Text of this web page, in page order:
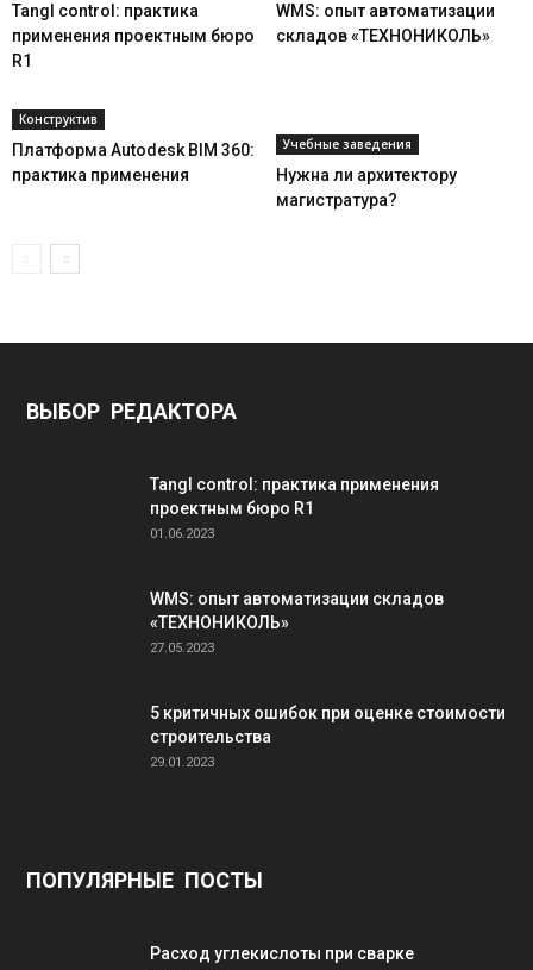
Tangl control: практика
применения проектным бюро
R1
WMS: опыт автоматизации
складов «ТЕХНОНИКОЛЬ»
Конструктив
Платформа Autodesk BIM 360:
практика применения
Учебные заведения
Нужна ли архитектору
магистратура?
ВЫБОР РЕДАКТОРА
Tangl control: практика применения
проектным бюро R1
01.06.2023
WMS: опыт автоматизации складов
«ТЕХНОНИКОЛЬ»
27.05.2023
5 критичных ошибок при оценке стоимости
строительства
29.01.2023
ПОПУЛЯРНЫЕ ПОСТЫ
Расход углекислоты при сварке